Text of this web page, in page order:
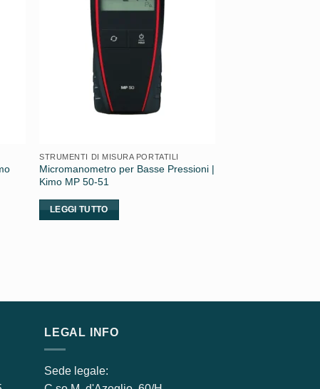
STRUMENTI DI MISURA PORTATILI
Micromanometro per Basse Pressioni |
Kimo MP 50-51
LEGGI TUTTO
LEGAL INFO
Sede legale: